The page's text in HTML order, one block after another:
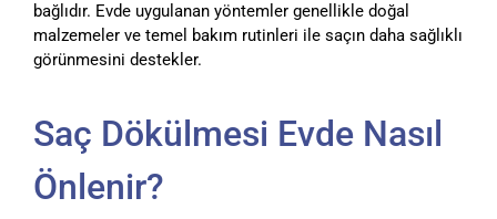
bağlıdır. Evde uygulanan yöntemler genellikle doğal
malzemeler ve temel bakım rutinleri ile saçın daha sağlıklı
görünmesini destekler.
Saç Dökülmesi Evde Nasıl
Önlenir?